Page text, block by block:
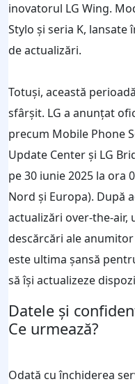
inovatorul LG Wing.
Stylo și seria K, lansate
de actualizări.
Totuși, această
sfârșit. LG a anunțat
precum Mobile Phone
Update Center și LG
pe 30 iunie 2025 la ora
Nord și Europa). După
actualizări over-the-air,
descărcări ale
este ultima șansă
să își actualizeze
Datele și
Ce urmează?
Odată cu închiderea